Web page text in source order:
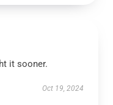
it sooner.
Oct 19, 2024